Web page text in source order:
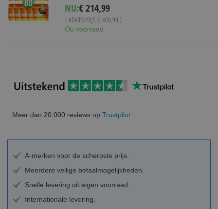
NU:Special
Price
€ 214,99
( ADVIESPRIJS € 409,90 )
Op voorraad
Meer dan 20.000 reviews op Trustpilot
A-merken voor de scherpste prijs.
Meerdere veilige betaalmogelijkheden.
Snelle levering uit eigen voorraad.
Internationale levering.